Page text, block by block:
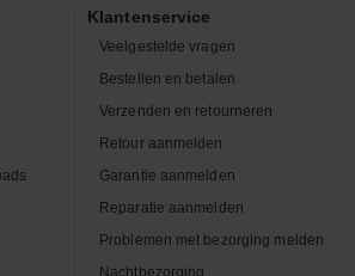
Klantenservice
Veelgestelde vragen
Bestellen en betalen
Verzenden en retourneren
Retour aanmelden
Garantie aanmelden
Reparatie aanmelden
Problemen met bezorging melden
Nachtbezorging